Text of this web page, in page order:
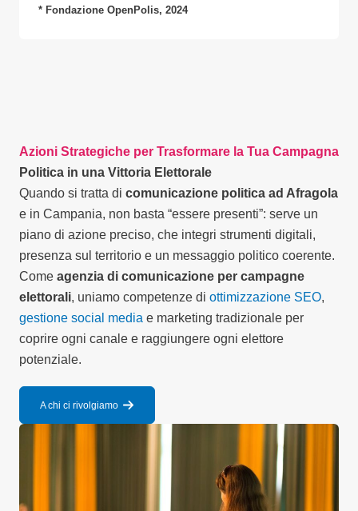
* Fondazione OpenPolis, 2024
Azioni Strategiche per Trasformare la Tua Campagna
Politica in una Vittoria Elettorale
Quando si tratta di comunicazione politica ad Afragola
e in Campania, non basta “essere presenti”: serve un
piano di azione preciso, che integri strumenti digitali,
presenza sul territorio e un messaggio politico coerente.
Come agenzia di comunicazione per campagne
elettorali, uniamo competenze di ottimizzazione SEO,
gestione social media e marketing tradizionale per
coprire ogni canale e raggiungere ogni elettore
potenziale.
A chi ci rivolgiamo